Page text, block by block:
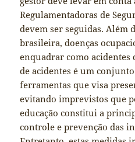
Regulamentadoras de
devem ser seguidas. Além
brasileira, doenças
enquadrar como acidentes
de acidentes é um
ferramentas que visa
evitando imprevistos que
educação constitui a
controle e prevenção das